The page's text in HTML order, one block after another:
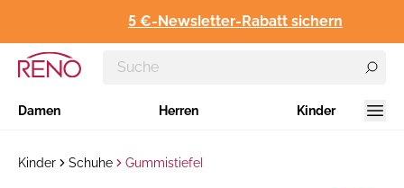
5 €-Newsletter-Rabatt sichern
Damen Herren Kinder
Kinder Schuhe Gummistiefel